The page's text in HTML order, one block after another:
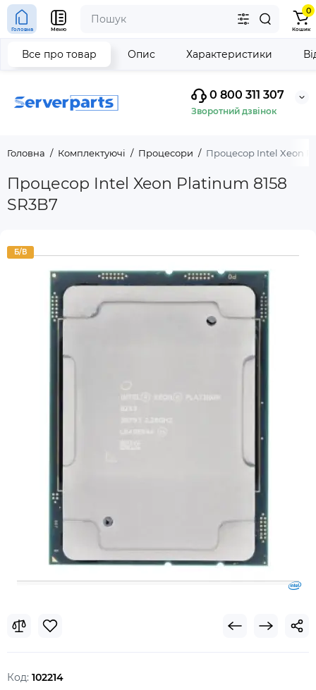
0 800 311 307
Зворотний дзвінок
Головна Меню
0
Кошик
Головна Комплектуючі Процесори Процесор Intel Xeon
Процесор Intel Xeon Platinum 8158
SR3B7
Все про товар Опис Характеристики
Б/В
Код: 102214